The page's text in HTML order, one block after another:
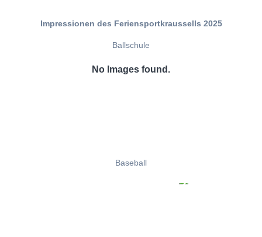
Impressionen des Feriensportkraussells 2025
Ballschule
No Images found.
Baseball